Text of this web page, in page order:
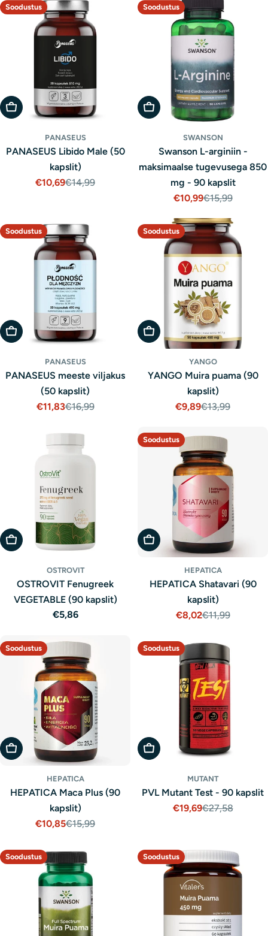
Soodustus
Lisa Ostukorvi
PANASEUS
PANASEUS Libido Male (50
kapslit)
Müügihind
€10,69Tavaline
€14,99
Soodustus
Lisa Ostukorvi
SWANSON
Swanson L-arginiin -
maksimaalse tugevusega 850
mg - 90 kapslit
Müügihind
€10,99Tavaline
€15,99
Soodustus
Lisa Ostukorvi
PANASEUS
PANASEUS meeste viljakus
(50 kapslit)
Müügihind
€11,83Tavaline
€16,99
Soodustus
Lisa Ostukorvi
YANGO
YANGO Muira puama (90
kapslit)
Müügihind
€9,89Tavaline
€13,99
Lisa Ostukorvi
OSTROVIT
OSTROVIT Fenugreek
VEGETABLE (90 kapslit)
Tavaline
€5,86
Soodustus
Lisa Ostukorvi
HEPATICA
HEPATICA Shatavari (90
kapslit)
Müügihind
€8,02Tavaline
€11,99
Soodustus
Lisa Ostukorvi
HEPATICA
HEPATICA Maca Plus (90
kapslit)
Müügihind
€10,85Tavaline
€15,99
Soodustus
Lisa Ostukorvi
MUTANT
PVL Mutant Test - 90 kapslit
Müügihind
€19,69Tavaline
€27,58
Soodustus Soodustus